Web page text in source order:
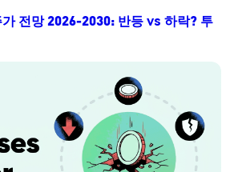
전망 2026-2030: 반등 vs 하락? 투